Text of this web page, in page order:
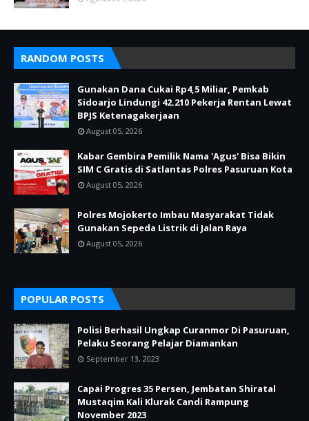
RANDOM POSTS
Gunakan Dana Cukai Rp4,5 Miliar, Pemkab
Sidoarjo Lindungi 42.210 Pekerja Rentan Lewat
BPJS Ketenagakerjaan
August 05, 2026
Kabar Gembira Pemilik Nama 'Agus' Bisa Bikin
SIM C Gratis di Satlantas Polres Pasuruan Kota
August 05, 2026
Polres Mojokerto Imbau Masyarakat Tidak
Gunakan Sepeda Listrik di Jalan Raya
August 05, 2026
POPULAR POSTS
Polisi Berhasil Ungkap Curanmor Di Pasuruan,
Pelaku Seorang Pelajar Diamankan
September 13, 2023
Capai Progres 35 Persen, Jembatan Shiratal
Mustaqim Kali Klurak Candi Rampung
November 2023